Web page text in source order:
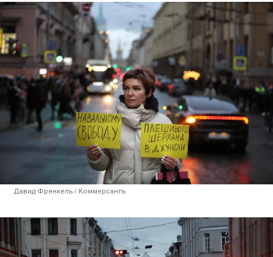
Давид Френкель / Коммерсантъ